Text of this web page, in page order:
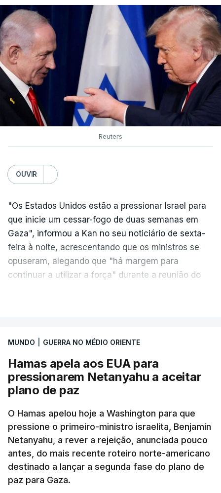
Reuters
OUVIR
"Os Estados Unidos estão a pressionar Israel para
que inicie um cessar-fogo de duas semanas em
Gaza", informou a Kan no seu noticiário de sexta-
feira à noite, acrescentando que os ministros se
opuseram, alegando que "há margem para
continuar a utilizar a força" durante a reunião do
aplicação do plano de desarmamento do Hamas.
Além disso, o correspondente do canal de
televisão israelita i24News, que também teve
acesso às deliberações do Gabinete, recordou na
autorização formal de Israel para a entrada em
Gaza da Força Internacional de Estabilização, um
contingente multinacional proposto no âmbito do
Conselho da Paz promovido por Trump.
Meios de comunicação social israelitas
MUNDO GUERRA NO MÉDIO ORIENTE
Hamas apela aos EUA para
pressionarem Netanyahu a aceitar
plano de paz
O Hamas apelou hoje a Washington para que
pressione o primeiro-ministro israelita, Benjamin
Netanyahu, a rever a rejeição, anunciada pouco
antes, do mais recente roteiro norte-americano
destinado a lançar a segunda fase do plano de
paz para Gaza.